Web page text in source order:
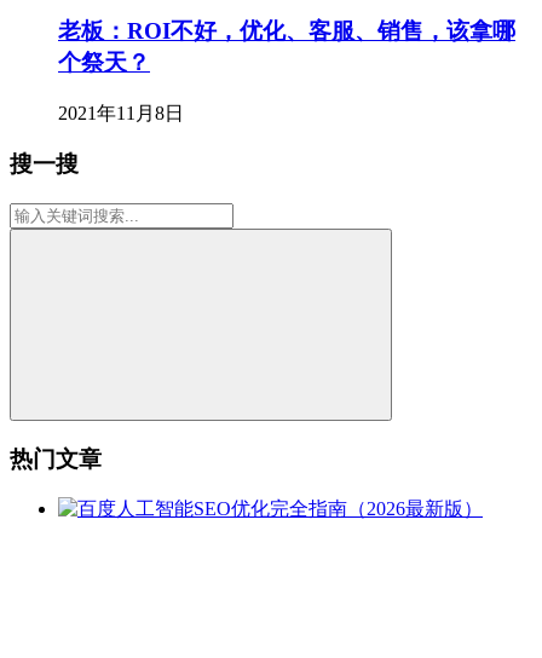
老板：ROI不好，优化、客服、销售，该拿哪
个祭天？
2021年11月8日
搜一搜
热门文章